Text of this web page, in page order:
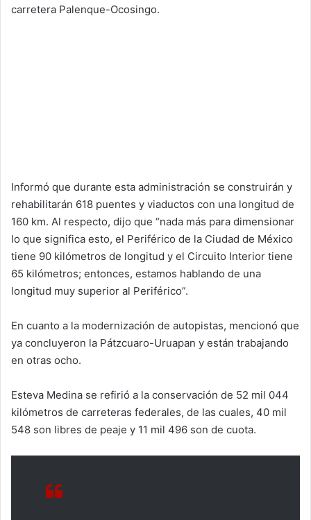
carretera Palenque-Ocosingo.
Informó que durante esta administración se construirán y
rehabilitarán 618 puentes y viaductos con una longitud de
160 km. Al respecto, dijo que “nada más para dimensionar
lo que significa esto, el Periférico de la Ciudad de México
tiene 90 kilómetros de longitud y el Circuito Interior tiene
65 kilómetros; entonces, estamos hablando de una
longitud muy superior al Periférico”.
En cuanto a la modernización de autopistas, mencionó que
ya concluyeron la Pátzcuaro-Uruapan y están trabajando
en otras ocho.
Esteva Medina se refirió a la conservación de 52 mil 044
kilómetros de carreteras federales, de las cuales, 40 mil
548 son libres de peaje y 11 mil 496 son de cuota.